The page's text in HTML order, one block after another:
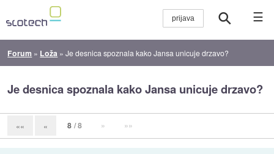
☰
Forum » Loža »Je desnica spoznala kako Jansa unicuje drzavo?
Je desnica spoznala kako Jansa unicuje drzavo?
«« « 8 / 8 » »»